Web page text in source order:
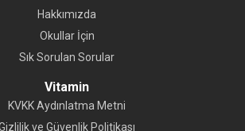
Hakkımızda
Okullar İçin
Sık Sorulan Sorular
Vitamin
KVKK Aydınlatma Metni
ve Güvenlik Politikası